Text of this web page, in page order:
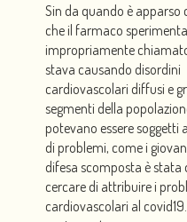
Sin da quando è apparso
che il farmaco
impropriamente
stava causando disordini
cardiovascolari diffusi e
segmenti della
potevano essere soggetti
di problemi, come i
difesa scomposta è stata
cercare di attribuire i
cardiovascolari al